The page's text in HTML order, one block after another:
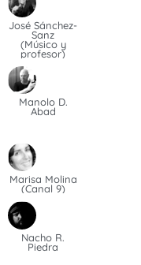
José Sánchez-
Sanz
(Músico y
profesor)
Manolo D.
Abad
Marisa Molina
(Canal 9)
Nacho R.
Piedra